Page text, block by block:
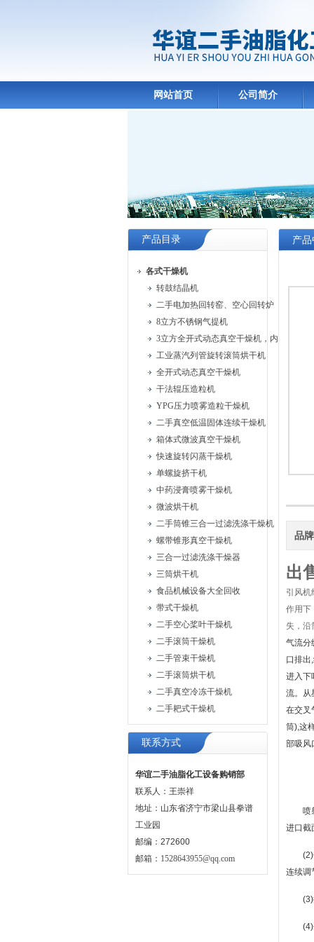
网站首页 公司简介
产品目录
各式干燥机
转鼓结晶机
二手电加热回转窑、空心回转炉
8立方不锈钢气提机
3立方全开式动态真空干燥机，内部耙式搅
工业蒸汽列管旋转滚筒烘干机
全开式动态真空干燥机
干法辊压造粒机
YPG压力喷雾造粒干燥机
二手真空低温固体连续干燥机
箱体式微波真空干燥机
快速旋转闪蒸干燥机
单螺旋挤干机
中药浸膏喷雾干燥机
微波烘干机
二手筒锥三合一过滤洗涤干燥机
螺带锥形真空干燥机
三合一过滤洗涤干燥器
三筒烘干机
食品机械设备大全回收
带式干燥机
二手空心桨叶干燥机
二手滚筒干燥机
二手管束干燥机
二手滚筒烘干机
二手真空冷冻干燥机
二手耙式干燥机
联系方式
华谊二手油脂化工设备购销部
联系人：王崇祥
地址：山东省济宁市梁山县拳谱
工业园
邮编：272600
邮箱： 1528643955@qq.com
产
品牌
出
引风机
作用下
失，沿
气流分
口排出
进入下
流。从
在交叉
筒),这
部吸风
喷
进口截
连续调